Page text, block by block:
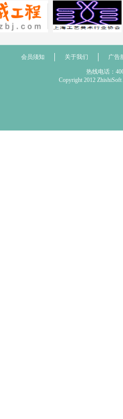
会员须知 关于我们 广告
热线电话：
Copyright 2012